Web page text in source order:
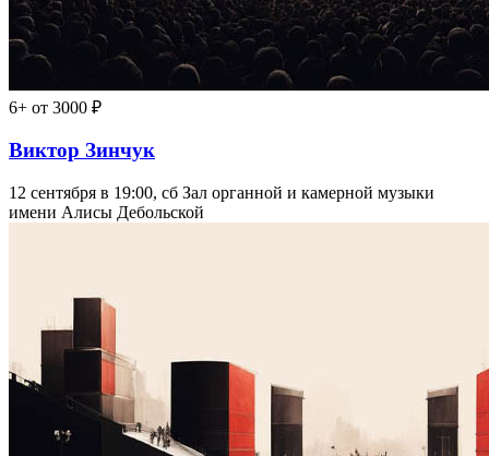
6+ от 3000 ₽
Виктор Зинчук
12 сентября в 19:00, сб Зал органной и камерной музыки
имени Алисы Дебольской